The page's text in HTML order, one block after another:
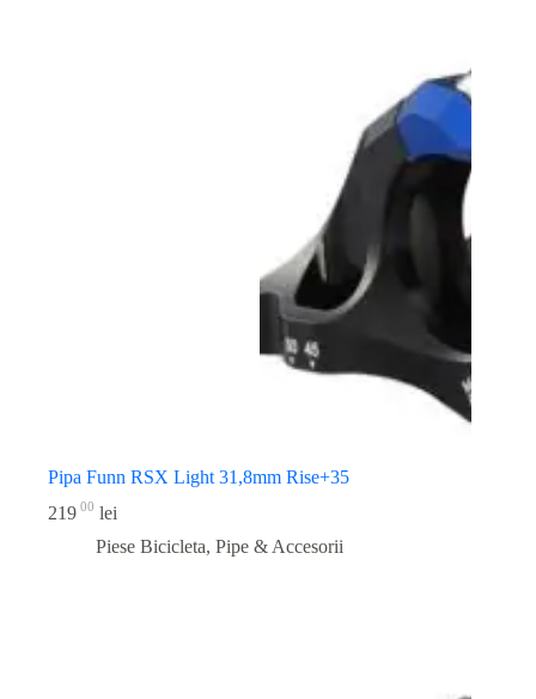
Pipa Funn RSX Light 31,8mm Rise+35
219 00 lei
Piese Bicicleta, Pipe & Accesorii